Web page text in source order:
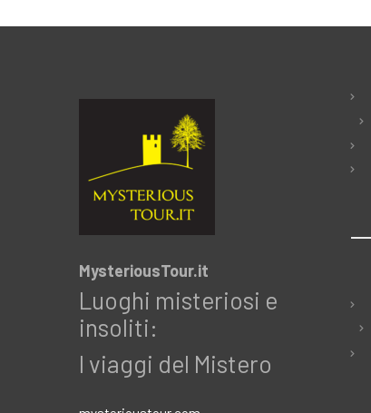
MysteriousTour.it
Luoghi misteriosi e
insoliti:
I viaggi del Mistero